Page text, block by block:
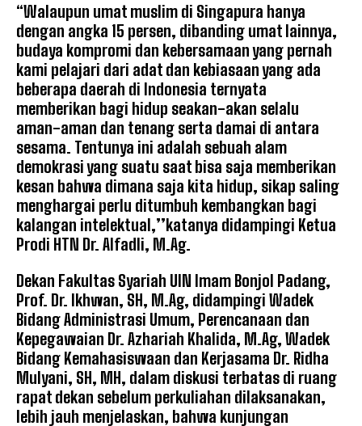
“Walaupun umat muslim di Singapura hanya
dengan angka 15 persen, dibanding umat lainnya,
budaya kompromi dan kebersamaan yang pernah
kami pelajari dari adat dan kebiasaan yang ada
beberapa daerah di Indonesia ternyata
memberikan bagi hidup seakan-akan selalu
aman-aman dan tenang serta damai di antara
sesama. Tentunya ini adalah sebuah alam
demokrasi yang suatu saat bisa saja memberikan
kesan bahwa dimana saja kita hidup, sikap saling
menghargai perlu ditumbuh kembangkan bagi
kalangan intelektual,’’katanya didampingi Ketua
Prodi HTN Dr. Alfadli, M.Ag.
Dekan Fakultas Syariah UIN Imam Bonjol Padang,
Prof. Dr. Ikhwan, SH, M.Ag, didampingi Wadek
Bidang Administrasi Umum, Perencanaan dan
Kepegawaian Dr. Azhariah Khalida, M.Ag, Wadek
Bidang Kemahasiswaan dan Kerjasama Dr. Ridha
Mulyani, SH, MH, dalam diskusi terbatas di ruang
rapat dekan sebelum perkuliahan dilaksanakan,
lebih jauh menjelaskan, bahwa kunjungan